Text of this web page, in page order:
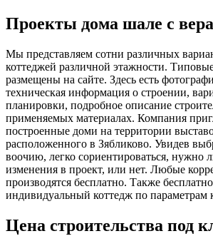
Проекты дома шале с
Мы представляем сотни различных
коттеджей различной этажности.
размещены на сайте. Здесь есть
техническая информация о строении,
планировки, подробное описание
применяемых материалах. Компания
построенные доми на территории
расположенного в Зябликово. Увидев
воочию, легко сориентироваться, нужно
изменения в проект, или нет. Любые
производятся бесплатно. Также
индивидуальный коттедж по параметрам
Цена строительства под